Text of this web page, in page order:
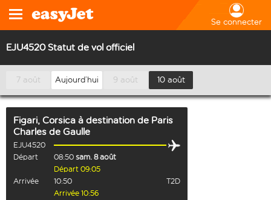
Se connecter
EJU4520 Statut de vol officiel
7 août Aujourd’hui 9 août 10 août
Figari, Corsica à destination de Paris
Charles de Gaulle
EJU4520
Départ
08:50 sam. 8 août
Départ 09:05
Arrivée
10:50
T2D
Arrivée 10:56